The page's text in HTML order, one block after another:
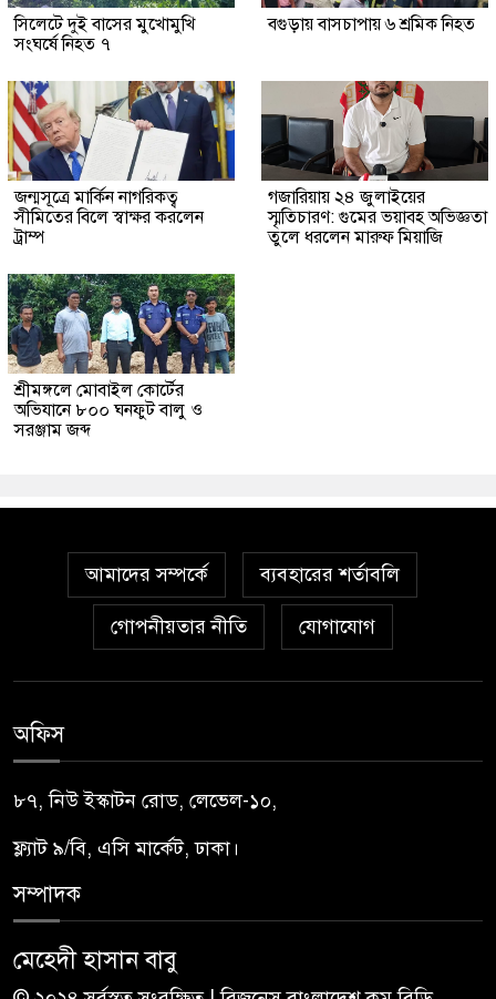
সিলেটে দুই বাসের মুখোমুখি
সংঘর্ষে নিহত ৭
বগুড়ায় বাসচাপায় ৬ শ্রমিক নিহত
জন্মসূত্রে মার্কিন নাগরিকত্ব
সীমিতের বিলে স্বাক্ষর করলেন
ট্রাম্প
গজারিয়ায় ২৪ জুলাইয়ের
স্মৃতিচারণ: গুমের ভয়াবহ অভিজ্ঞতা
তুলে ধরলেন মারুফ মিয়াজি
শ্রীমঙ্গলে মোবাইল কোর্টের
অভিযানে ৮০০ ঘনফুট বালু ও
সরঞ্জাম জব্দ
আমাদের সম্পর্কে ব্যবহারের শর্তাবলি
গোপনীয়তার নীতি যোগাযোগ
অফিস
৮৭, নিউ ইস্কাটন রোড, লেভেল-১০,
ফ্ল্যাট ৯/বি, এসি মার্কেট, ঢাকা।
সম্পাদক
মেহেদী হাসান বাবু